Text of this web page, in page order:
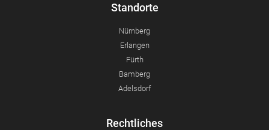
Standorte
Nürnberg
Erlangen
Fürth
Bamberg
Adelsdorf
Rechtliches